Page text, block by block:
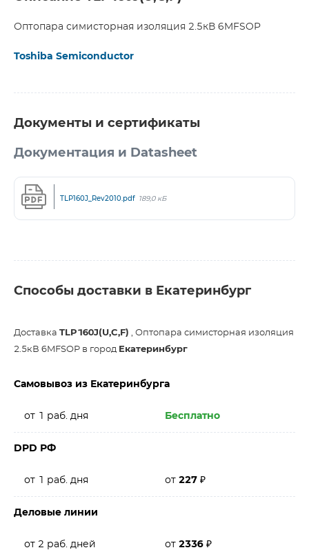
Оптопара симисторная изоляция 2.5кВ 6MFSOP
Toshiba Semiconductor
Документы и сертификаты
Документация и Datasheet
TLP160J_Rev2010.pdf 189,0 кБ
Способы доставки в Екатеринбург
Доставка TLP160J(U,C,F) , Оптопара симисторная изоляция
2.5кВ 6MFSOP в город Екатеринбург
Самовывоз из Екатеринбурга
от 1 раб. дня Бесплатно
DPD РФ
от 1 раб. дня от 227 ₽
Деловые линии
от 2 раб. дней от 2336 ₽